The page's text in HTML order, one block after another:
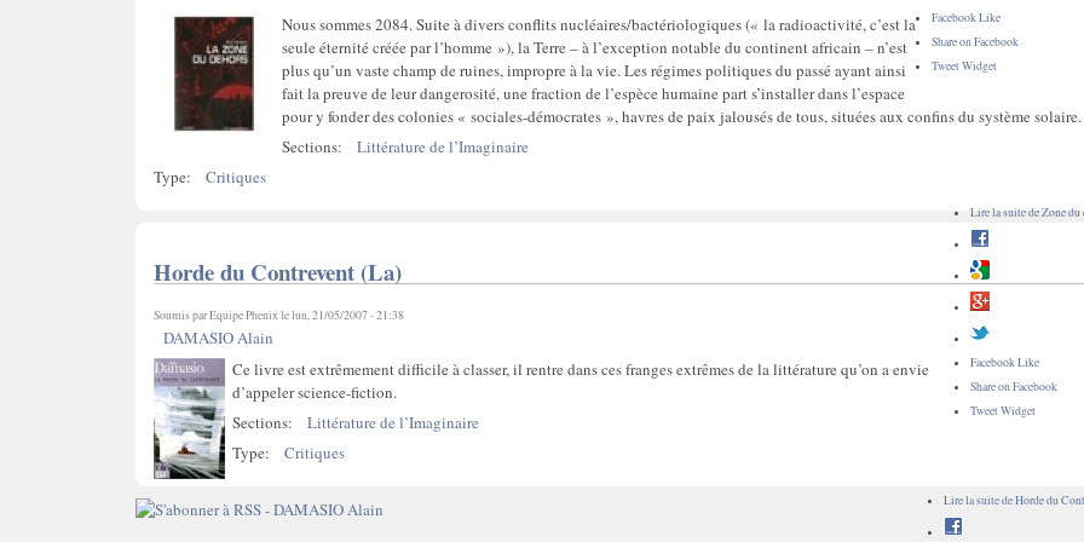
Facebook Like
Share on Facebook
Tweet Widget
Nous sommes 2084. Suite à divers conflits nucléaires/bactériologiques (« la radioactivité, c’est la
seule éternité créée par l’homme »), la Terre – à l’exception notable du continent africain – n’est
plus qu’un vaste champ de ruines, impropre à la vie. Les régimes politiques du passé ayant ainsi
fait la preuve de leur dangerosité, une fraction de l’espèce humaine part s’installer dans l’espace
pour y fonder des colonies « sociales-démocrates », havres de paix jalousés de tous, situées aux confins du système solaire.
Sections:
Littérature de l’Imaginaire
Type:
Critiques
Lire la suitede Zone du
Facebook Like
Share on Facebook
Tweet Widget
Horde du Contrevent (La)
Soumis parEquipe Phenixle lun, 21/05/2007 - 21:38
DAMASIO Alain
Ce livre est extrêmement difficile à classer, il rentre dans ces franges extrêmes de la littérature qu’on a envie
d’appeler science-fiction.
Sections:
Littérature de l’Imaginaire
Type:
Critiques
Lire la suitede Horde du